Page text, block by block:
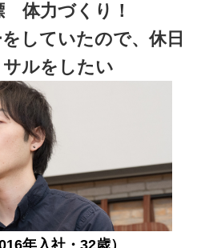
体力づくり！
していたので、休日
ルをしたい